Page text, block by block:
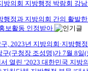
행정과 지방의회 간의 활발
보활동 인정받아
, 2023년 지방의회·지방행
구(구청장 조성명)가 7월 8일
열린 ‘2023 대한민국 지방